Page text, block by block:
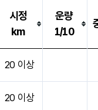
시정
km
운량
1/10
20 이상
20 이상